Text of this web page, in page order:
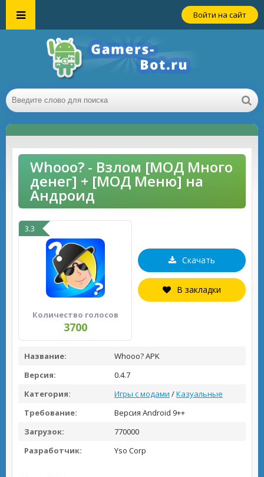
Войти на сайт
Whooo? - Взлом [МОД Много
денег] + [МОД Меню] на
Андроид
3.3
Количество голосов
3700
Скачать
В закладки
Название:
Whooo? APK
Версия:
0.4.7
Категория:
Игры с модами /Казуальные
Требование:
Версия Android 9++
Загрузок:
770000
Разработчик:
Yso Corp